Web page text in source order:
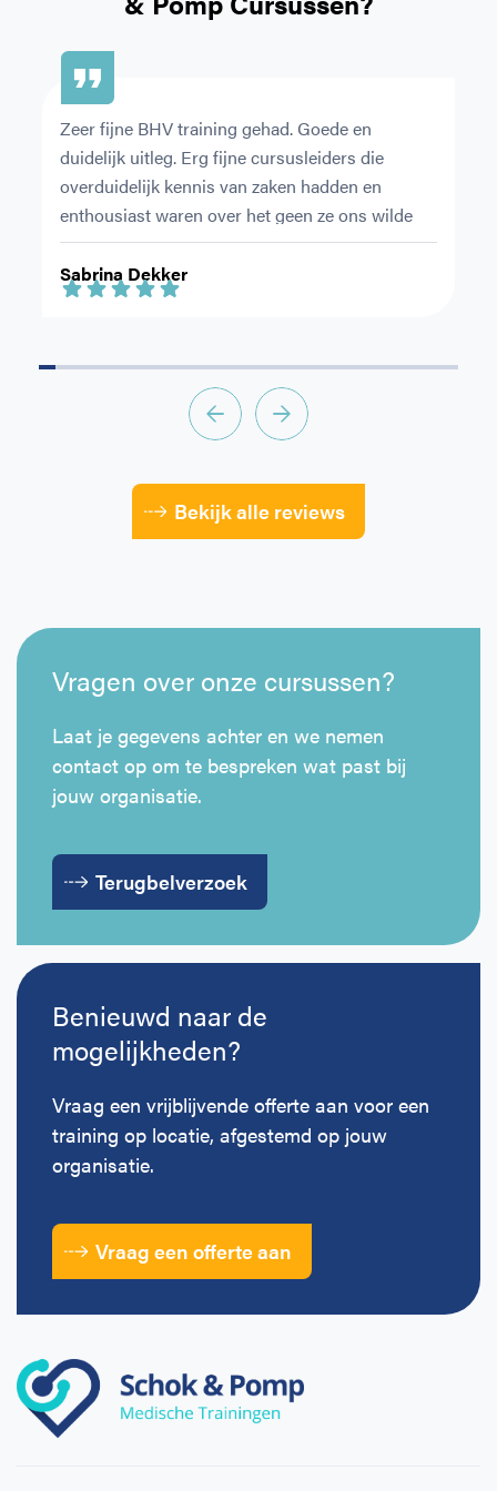
CAPTCHA
Sabrina Dekker
Zeer fijne BHV training gehad. Goede en
duidelijk uitleg. Erg fijne cursusleiders die
overduidelijk kennis van zaken hadden en
enthousiast waren over het geen ze ons wilde
leren.
Bekijk alle reviews
Vragen over onze cursussen?
Laat je gegevens achter en we nemen
contact op om te bespreken wat past bij
jouw organisatie.
Terugbelverzoek
Benieuwd naar de
mogelijkheden?
Vraag een vrijblijvende offerte aan voor een
training op locatie, afgestemd op jouw
organisatie.
Vraag een offerte aan